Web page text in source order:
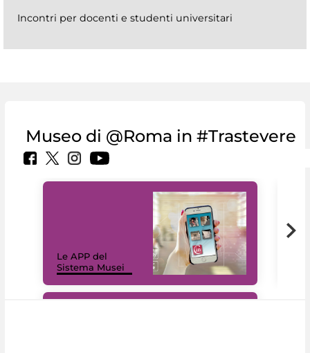
Incontri per docenti e studenti universitari
Museo di @Roma in #Trastevere
Le APP del
Sistema Musei